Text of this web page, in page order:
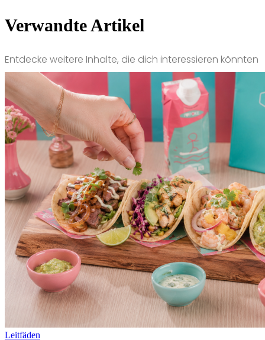
Verwandte Artikel
Entdecke weitere Inhalte, die dich interessieren könnten
Leitfäden